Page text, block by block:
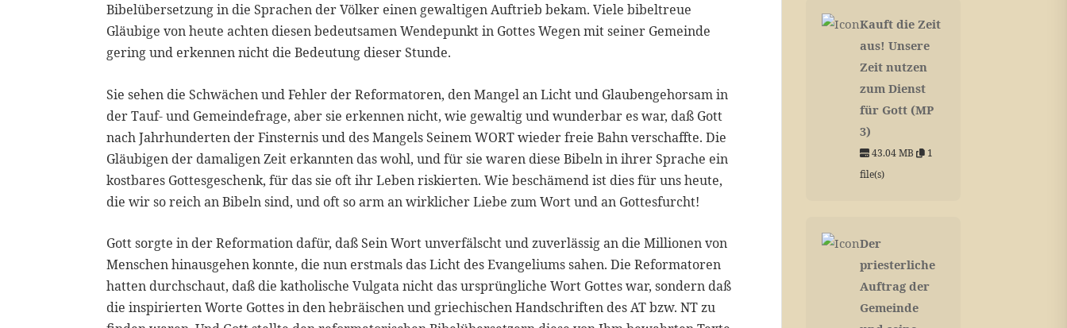
Bibelübersetzung in die Sprachen der Völker einen gewaltigen Auftrieb bekam. Viele bibeltreue
Gläubige von heute achten diesen bedeutsamen Wendepunkt in Gottes Wegen mit seiner Gemeinde
gering und erkennen nicht die Bedeutung dieser Stunde.
Sie sehen die Schwächen und Fehler der Reformatoren, den Mangel an Licht und Glaubengehorsam in
der Tauf- und Gemeindefrage, aber sie erkennen nicht, wie gewaltig und wunderbar es war, daß Gott
nach Jahrhunderten der Finsternis und des Mangels Seinem WORT wieder freie Bahn verschaffte. Die
Gläubigen der damaligen Zeit erkannten das wohl, und für sie waren diese Bibeln in ihrer Sprache ein
kostbares Gottesgeschenk, für das sie oft ihr Leben riskierten. Wie beschämend ist dies für uns heute,
die wir so reich an Bibeln sind, und oft so arm an wirklicher Liebe zum Wort und an Gottesfurcht!
Gott sorgte in der Reformation dafür, daß Sein Wort unverfälscht und zuverlässig an die Millionen von
Menschen hinausgehen konnte, die nun erstmals das Licht des Evangeliums sahen. Die Reformatoren
hatten durchschaut, daß die katholische Vulgata nicht das ursprüngliche Wort Gottes war, sondern daß
die inspirierten Worte Gottes in den hebräischen und griechischen Handschriften des AT bzw. NT zu
Kauft die Zeit
aus! Unsere
Zeit nutzen
zum Dienst
für Gott (MP
3)
43.04 MB
1
file(s)
Der
priesterliche
Auftrag der
Gemeinde